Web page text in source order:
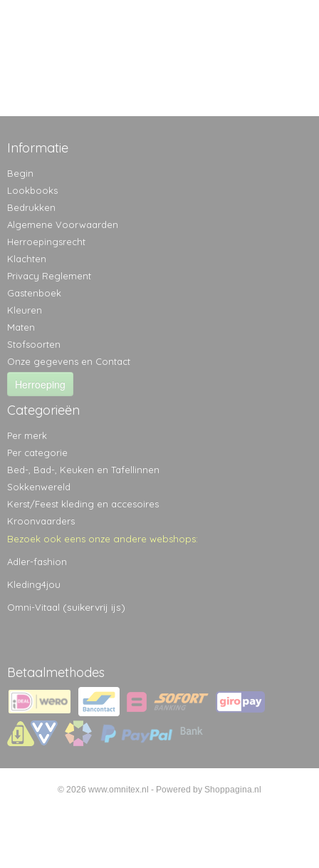
Informatie
Begin
Lookbooks
Bedrukken
Algemene Voorwaarden
Herroepingsrecht
Klachten
Privacy Reglement
Gastenboek
Kleuren
Maten
Stofsoorten
Onze gegevens en Contact
Herroeping
Categorieën
Per merk
Per categorie
Bed-, Bad-, Keuken en Tafellinnen
Sokkenwereld
Kerst/Feest kleding en accesoires
Kroonvaarders
Bezoek ook eens onze andere webshops:
Adler-fashion
Kleding4jou
Omni-Vitaal (suikervrij ijs)
Betaalmethodes
© 2026 www.omnitex.nl - Powered by Shoppagina.nl